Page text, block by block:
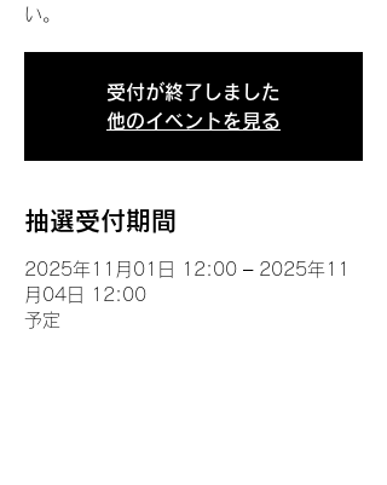
い。
受付が終了しました
他のイベントを見る
抽選受付期間
2025年11月01日 12:00 – 2025年11
月04日 12:00
予定